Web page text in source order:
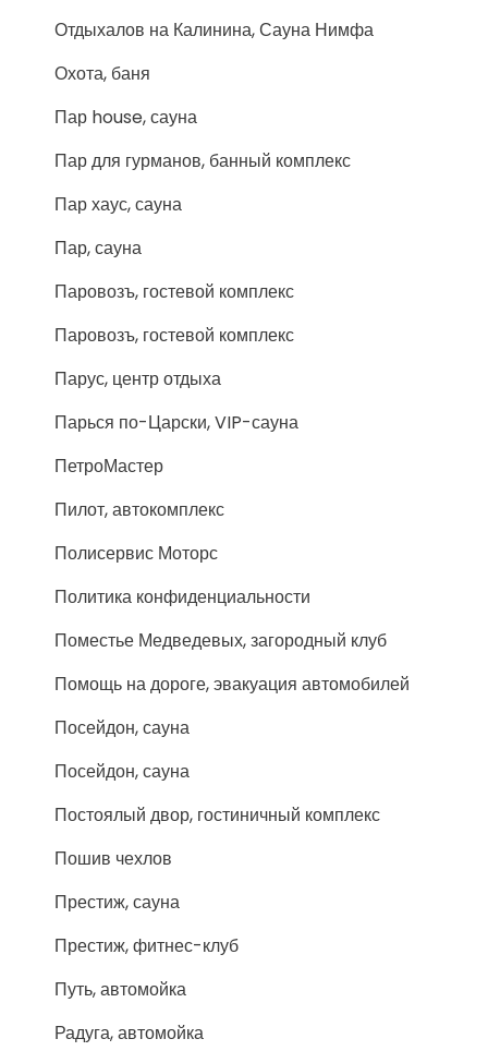
Отдыхалов на Калинина, Сауна Нимфа
Охота, баня
Пар house, сауна
Пар для гурманов, банный комплекс
Пар хаус, сауна
Пар, сауна
Паровозъ, гостевой комплекс
Паровозъ, гостевой комплекс
Парус, центр отдыха
Парься по-Царски, VIP-сауна
ПетроМастер
Пилот, автокомплекс
Полисервис Моторс
Политика конфиденциальности
Поместье Медведевых, загородный клуб
Помощь на дороге, эвакуация автомобилей
Посейдон, сауна
Посейдон, сауна
Постоялый двор, гостиничный комплекс
Пошив чехлов
Престиж, сауна
Престиж, фитнес-клуб
Путь, автомойка
Радуга, автомойка